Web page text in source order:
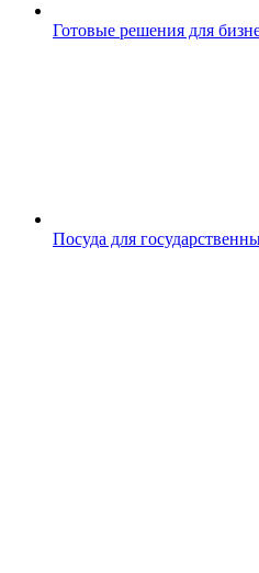
Готовые решения для
Посуда для